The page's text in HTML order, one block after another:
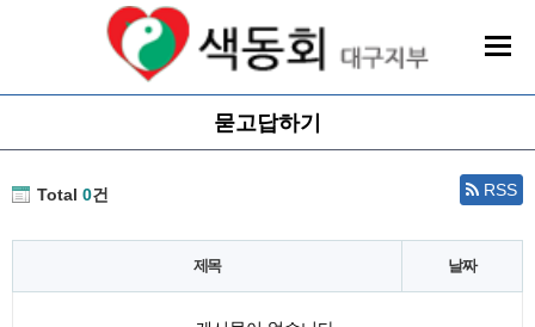
묻고답하기
Total 0건 RSS
제목 날짜